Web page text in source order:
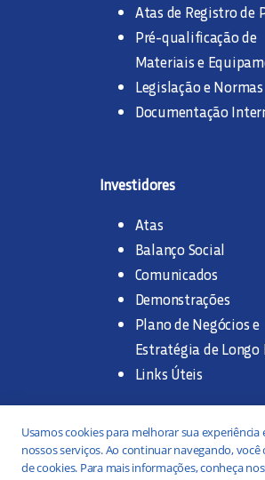
Atas de Registro de
Pré-qualificação de
Materiais e
Legislação e Normas
Documentação
Investidores
Atas
Balanço Social
Comunicados
Demonstrações
Plano de Negócios e
Estratégia de Longo
Links Úteis
Trabalhe na SANASA
Concurso Público
Usamos cookies para melhorar sua experiência
nossos serviços. Ao continuar navegando,
de cookies. Para mais informações, conheça